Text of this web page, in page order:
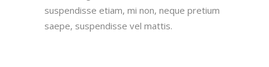
suspendisse etiam, mi non, neque pretium
saepe, suspendisse vel mattis.